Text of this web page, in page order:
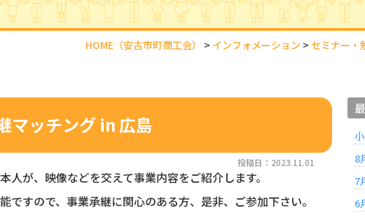
HOME （安古市町商工会） > インフォメーション > セミナー・
マッチング in 広島
投稿日：2023.11.01
が、映像などを交えて事業内容をご紹介します。
すので、事業承継に関心のある方、是非、ご参加下さい。
8
7
6